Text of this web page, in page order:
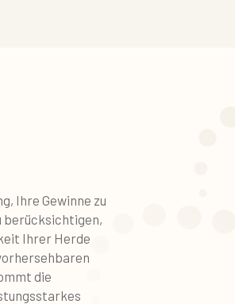
Ihre Gewinne zu
berücksichtigen,
Ihrer Herde
die